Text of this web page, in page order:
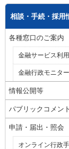
相談・手続・採用
各種窓口のご案内
金融サービス利
金融行政モニター
情報公開等
パブリックコメント
申請・届出・照会
オンライン行政